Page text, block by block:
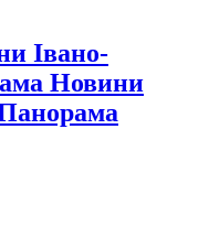
Івано-
Новини